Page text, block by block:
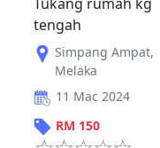
Tukang rumah kg
tengah
Simpang Ampat,
Melaka
11 Mac 2024
RM 150